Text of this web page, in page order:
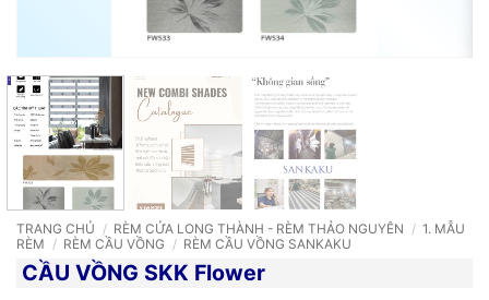
TRANG CHỦ / RÈM CỬA LONG THÀNH - RÈM THẢO NGUYÊN / 1. MẪU
RÈM / RÈM CẦU VỒNG / RÈM CẦU VỒNG SANKAKU
CẦU VỒNG SKK Flower